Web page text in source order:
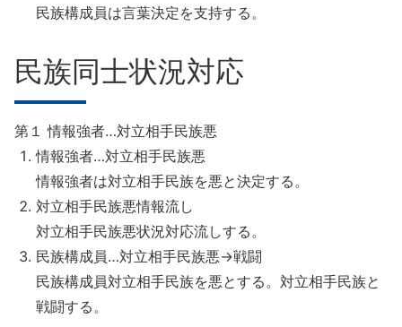
民族構成員は言葉決定を支持する。
民族同士状況対応
第１ 情報強者…対立相手民族悪
情報強者…対立相手民族悪
情報強者は対立相手民族を悪と決定する。
対立相手民族悪情報流し
対立相手民族悪状況対応流しする。
民族構成員…対立相手民族悪→戦闘
民族構成員対立相手民族を悪とする。対立相手民族と
戦闘する。